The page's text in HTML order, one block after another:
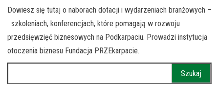
Dowiesz się tutaj o naborach dotacji i wydarzeniach branżowych –
szkoleniach, konferencjach, które pomagają w rozwoju
przedsięwzięć biznesowych na Podkarpaciu. Prowadzi instytucja
otoczenia biznesu Fundacja PRZEkarpacie.